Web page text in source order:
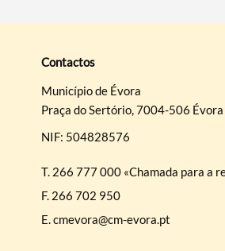
Contactos
Município de Évora
Praça do Sertório, 7004-506 Évora
NIF: 504828576
T. 266 777 000 «Chamada para a
F. 266 702 950
E.cmevora@cm-evora.pt